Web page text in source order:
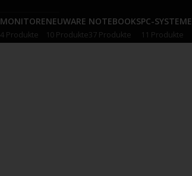
MONITORE
4 Produkte
NEUWARE
10 Produkte
NOTEBOOKS
37 Produkte
PC-SYSTEME
11 Produkte